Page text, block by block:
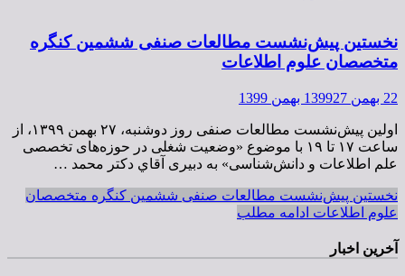
نخستین پیش‌نشست مطالعات صنفی ششمین کنگره
متخصصان علوم اطلاعات
22 بهمن 1399 27 بهمن 1399
اولین پیش‌نشست مطالعات صنفی روز دوشنبه،‌ ٢٧ بهمن ۱۳۹۹، از
ساعت ١٧ تا ١٩ با موضوع «وضعیت شغلی در حوزه‌های تخصصی
علم اطلاعات و دانش‌شناسی» به دبیری آقاي دکتر محمد …
نخستین پیش‌نشست مطالعات صنفی ششمین کنگره متخصصان
علوم اطلاعات ادامه مطلب
آخرین اخبار